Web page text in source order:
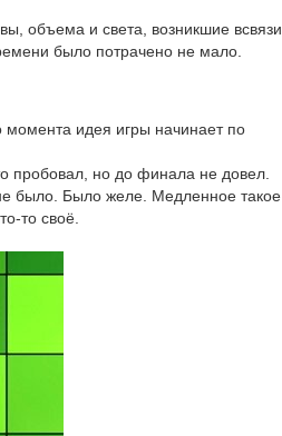
объема и света, возникшие всвязи
было потрачено не мало.
момента идея игры начинает по
пробовал, но до финала не довел.
было. Было желе. Медленное такое
то своё.